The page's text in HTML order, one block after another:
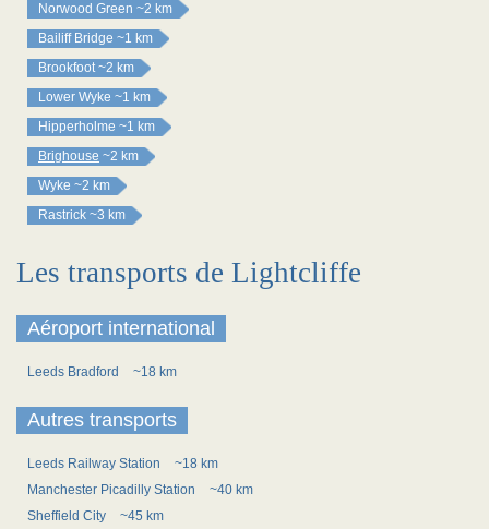
Norwood Green ~2 km
Bailiff Bridge ~1 km
Brookfoot ~2 km
Lower Wyke ~1 km
Hipperholme ~1 km
Brighouse ~2 km
Wyke ~2 km
Rastrick ~3 km
Les transports de Lightcliffe
Aéroport international
Leeds Bradford ~18 km
Autres transports
Leeds Railway Station
~18 km
Manchester Picadilly Station
~40 km
Sheffield City
~45 km